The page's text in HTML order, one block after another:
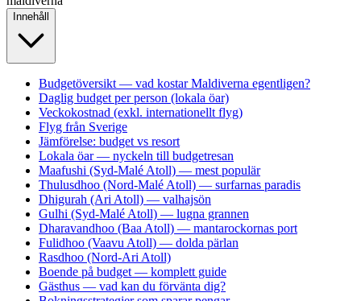
Innehåll
Budgetöversikt — vad kostar Maldiverna egentligen?
Daglig budget per person (lokala öar)
Veckokostnad (exkl. internationellt flyg)
Flyg från Sverige
Jämförelse: budget vs resort
Lokala öar — nyckeln till budgetresan
Maafushi (Syd-Malé Atoll) — mest populär
Thulusdhoo (Nord-Malé Atoll) — surfarnas paradis
Dhigurah (Ari Atoll) — valhajsön
Gulhi (Syd-Malé Atoll) — lugna grannen
Dharavandhoo (Baa Atoll) — mantarockornas port
Fulidhoo (Vaavu Atoll) — dolda pärlan
Rasdhoo (Nord-Ari Atoll)
Boende på budget — komplett guide
Gästhus — vad kan du förvänta dig?